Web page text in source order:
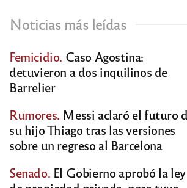
Noticias más leídas
Femicidio. Caso Agostina:
detuvieron a dos inquilinos de
Barrelier
Rumores. Messi aclaró el futuro
su hijo Thiago tras las versiones
sobre un regreso al Barcelona
Senado. El Gobierno aprobó la ley